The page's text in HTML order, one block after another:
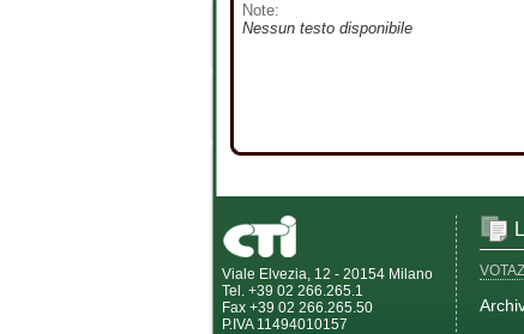
Note:
Nessun testo disponibile
Viale Elvezia, 12 - 20154 Milano
Tel. +39 02 266.265.1
Fax +39 02 266.265.50
P.IVA 11494010157